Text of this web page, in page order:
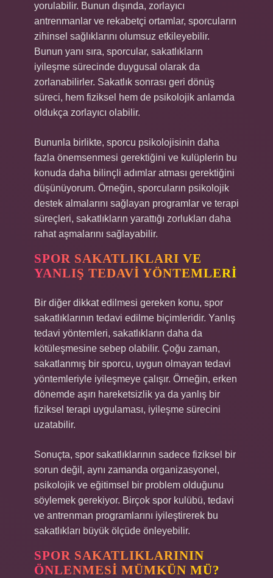
yorulabilir. Bunun dışında, zorlayıcı
antrenmanlar ve rekabetçi ortamlar, sporcuların
zihinsel sağlıklarını olumsuz etkileyebilir.
Bunun yanı sıra, sporcular, sakatlıkların
iyileşme sürecinde duygusal olarak da
zorlanabilirler. Sakatlık sonrası geri dönüş
süreci, hem fiziksel hem de psikolojik anlamda
oldukça zorlayıcı olabilir.
Bununla birlikte, sporcu psikolojisinin daha
fazla önemsenmesi gerektiğini ve kulüplerin bu
konuda daha bilinçli adımlar atması gerektiğini
düşünüyorum. Örneğin, sporcuların psikolojik
destek almalarını sağlayan programlar ve terapi
süreçleri, sakatlıkların yarattığı zorlukları daha
rahat aşmalarını sağlayabilir.
SPOR SAKATLIKLARI VE
YANLIŞ TEDAVI YÖNTEMLERI
Bir diğer dikkat edilmesi gereken konu, spor
sakatlıklarının tedavi edilme biçimleridir. Yanlış
tedavi yöntemleri, sakatlıkların daha da
kötüleşmesine sebep olabilir. Çoğu zaman,
sakatlanmış bir sporcu, uygun olmayan tedavi
yöntemleriyle iyileşmeye çalışır. Örneğin, erken
dönemde aşırı hareketsizlik ya da yanlış bir
fiziksel terapi uygulaması, iyileşme sürecini
uzatabilir.
Sonuçta, spor sakatlıklarının sadece fiziksel bir
sorun değil, aynı zamanda organizasyonel,
psikolojik ve eğitimsel bir problem olduğunu
söylemek gerekiyor. Birçok spor kulübü, tedavi
ve antrenman programlarını iyileştirerek bu
sakatlıkları büyük ölçüde önleyebilir.
SPOR SAKATLIKLARININ
ÖNLENMESI MÜMKÜN MÜ?